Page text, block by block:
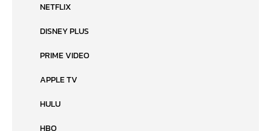
NETFLIX
DISNEY PLUS
PRIME VIDEO
APPLE TV
HULU